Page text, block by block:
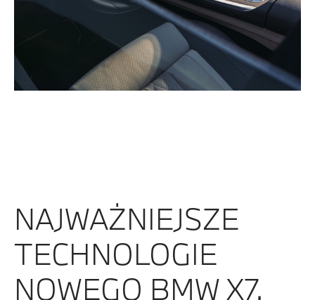
NAJWAŻNIEJSZE
TECHNOLOGIE
NOWEGO BMW X7.